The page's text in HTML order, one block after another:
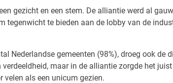
gezicht en een stem. De alliantie werd al
te bieden aan de lobby van de
Nederlandse gemeenten (98%), droeg ook de
maar in de alliantie zorgde het
als een unicum gezien.